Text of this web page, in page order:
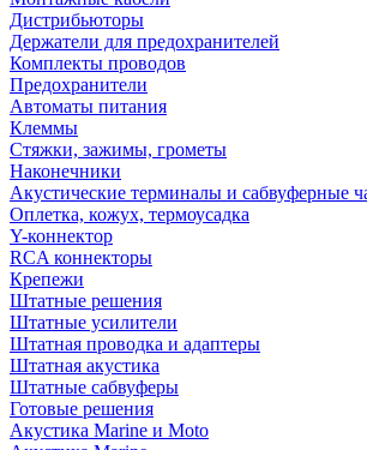
Дистрибьюторы
Держатели для предохранителей
Комплекты проводов
Предохранители
Автоматы питания
Клеммы
Стяжки, зажимы, грометы
Наконечники
Акустические терминалы и сабвуферные
Оплетка, кожух, термоусадка
Y-коннектор
RCA коннекторы
Крепежи
Штатные решения
Штатные усилители
Штатная проводка и адаптеры
Штатная акустика
Штатные сабвуферы
Готовые решения
Акустика Marine и Moto